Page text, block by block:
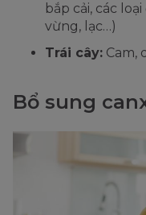
bắp cải, các
vừng, lạc…)
Trái cây: Cam,
Bổ sung